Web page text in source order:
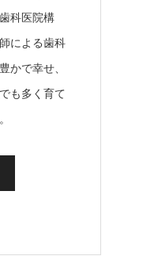
科医院構
による歯科
かで幸せ、
も多く育て